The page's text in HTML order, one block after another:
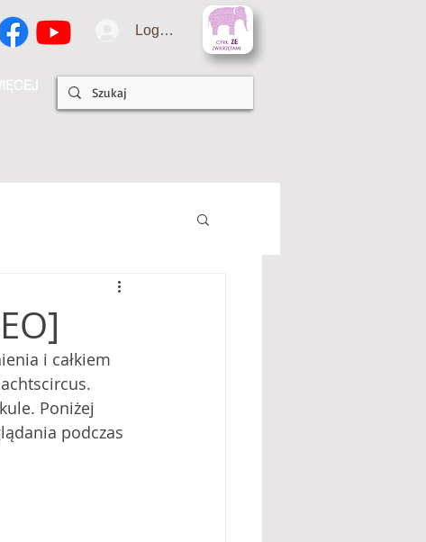
Logowanie
i całkiem
Poniżej
podczas